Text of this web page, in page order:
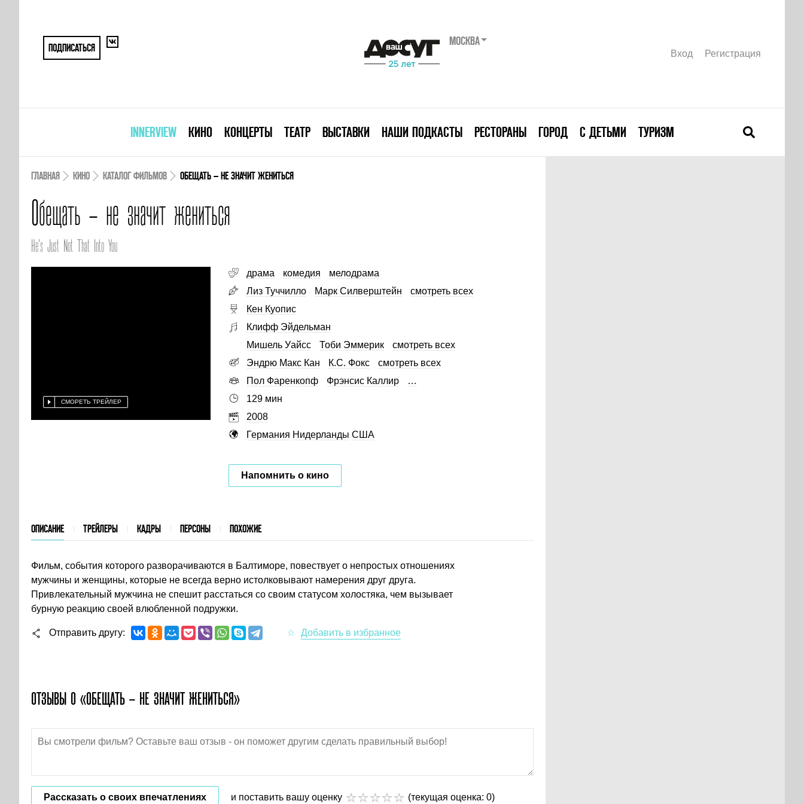
ПОДПИСАТЬСЯ
МОСКВА
Вход Регистрация
INNERVIEW КИНО КОНЦЕРТЫ ТЕАТР ВЫСТАВКИ НАШИ ПОДКАСТЫ РЕСТОРАНЫ ГОРОД С ДЕТЬМИ ТУРИЗМ
ГЛАВНАЯ КИНО КАТАЛОГ ФИЛЬМОВ ОБЕЩАТЬ – НЕ ЗНАЧИТ ЖЕНИТЬСЯ
Обещать – не значит жениться
He's Just Not That Into You
СМОРЕТЬ ТРЕЙЛЕР
драма комедия
мелодрама
Лиз Туччилло
Марк Силверштейн
смотреть всех
Кен Куопис
Клифф Эйдельман
Мишель Уайсс
Тоби Эммерик
смотреть всех
Эндрю Макс Кан
К.С. Фокс
смотреть всех
Пол Фаренкопф
Фрэнсис Каллир
…
129 мин
2008
Германия Нидерланды США
Напомнить о кино
ОПИСАНИЕ ТРЕЙЛЕРЫ КАДРЫ ПЕРСОНЫ ПОХОЖИЕ
Фильм, события которого разворачиваются в Балтиморе, повествует о непростых отношениях
мужчины и женщины, которые не всегда верно истолковывают намерения друг друга.
Привлекательный мужчина не спешит расстаться со своим статусом холостяка, чем вызывает
бурную реакцию своей влюбленной подружки.
Отправить другу
ОТЗЫВЫ О «ОБЕЩАТЬ – НЕ ЗНАЧИТ ЖЕНИТЬСЯ»
Рассказать о своих впечатлениях и поставить вашу оценку (текущая оценка: 0)